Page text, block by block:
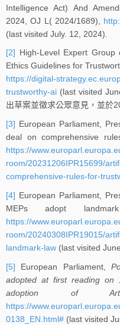
Intelligence Act) And
2024, OJ L( 2024/1689),
(last visited July. 12, 2024).
[2] High-Level Expert
Ethics Guidelines for
https://digital-
trustworthy-ai (last visited
出草案並徵求公眾意見，並於
[3] European Parliament,
deal on comprehensive
https://
room/20231206IPR15699/
comprehensive-rules-for-
[4] European Parliament,
MEPs adopt
https://
room/20240308IPR19015/
landmark-law (last visited
[5] European Parliament,
adopted at first reading
adoption of
https://
0138_EN.html# (last visited